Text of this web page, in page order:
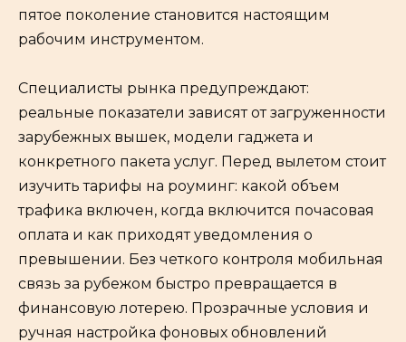
пятое поколение становится настоящим
рабочим инструментом.
Специалисты рынка предупреждают:
реальные показатели зависят от загруженности
зарубежных вышек, модели гаджета и
конкретного пакета услуг. Перед вылетом стоит
изучить тарифы на роуминг: какой объем
трафика включен, когда включится почасовая
оплата и как приходят уведомления о
превышении. Без четкого контроля мобильная
связь за рубежом быстро превращается в
финансовую лотерею. Прозрачные условия и
ручная настройка фоновых обновлений